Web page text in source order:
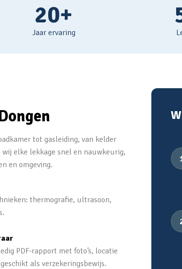
20+
Jaar ervaring
tot gasleiding, van kelder
elke lekkage snel en nauwkeurig,
en omgeving.
thermografie, ultrasoon,
PDF-rapport met foto’s, locatie
als verzekeringsbewijs.